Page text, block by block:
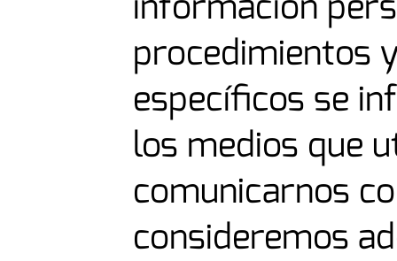
procedimientos
específicos se
los medios que
comunicarnos
consideremos